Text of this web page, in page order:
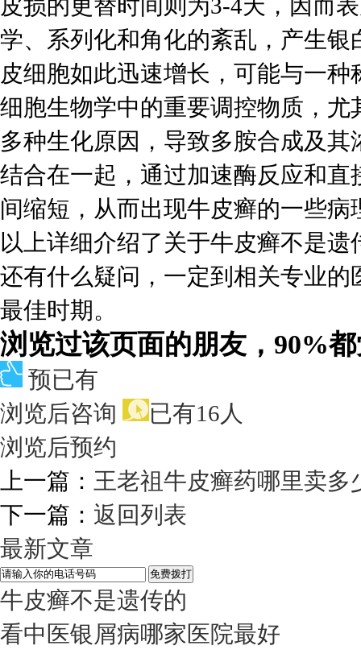
皮损的更替时间则为3-4天，因而
学、系列化和角化的紊乱，产生
皮细胞如此迅速增长，可能与一
细胞生物学中的重要调控物质，尤
多种生化原因，导致多胺合成及
结合在一起，通过加速酶反应和
间缩短，从而出现牛皮癣的一些病
以上详细介绍了关于牛皮癣不是
还有什么疑问，一定到相关专业
最佳时期。
浏览过该页面的朋友，90%
预已有
浏览后咨询
已有16人
浏览后预约
上一篇： 王老祖牛皮癣药哪里卖多
下一篇： 返回列表
最新文章
牛皮癣不是遗传的
看中医银屑病哪家医院最好